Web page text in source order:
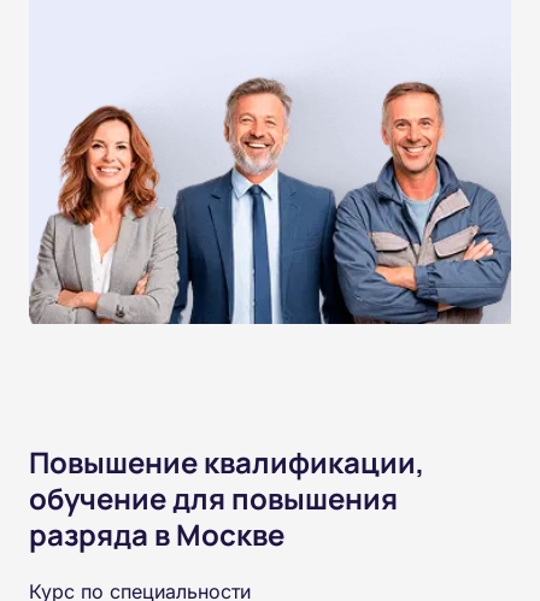
Повышение квалификации,
обучение для повышения
разряда в Москве
Курс по специальности